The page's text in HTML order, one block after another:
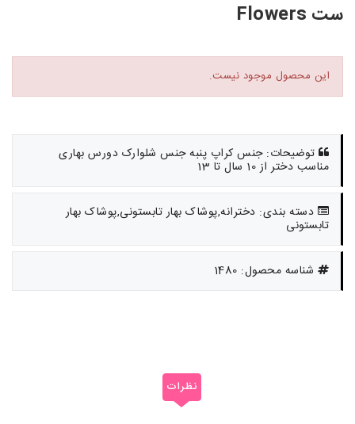
ست Flowers
این محصول موجود نیست.
توضیحات: جنس کراپ پنبه جنس شلوارک دورس بهاری
مناسب دختر از 10 سال تا 13
دسته بندی: دخترانه,پوشاک بهار تابستونی,پوشاک بهار
تابستونی
شناسه محصول: 1480
نظرات